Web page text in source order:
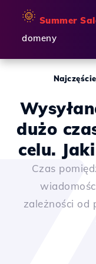
🌞 Summer
domeny
dużo
celu.
Czas
zależności od